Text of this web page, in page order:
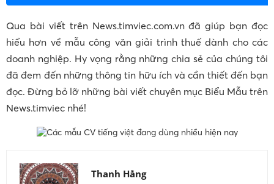
Qua bài viết trên News.timviec.com.vn đã giúp bạn đọc
hiểu hơn về mẫu công văn giải trình thuế dành cho các
doanh nghiệp. Hy vọng rằng những chia sẻ của chúng tôi
đã đem đến những thông tin hữu ích và cần thiết đến bạn
đọc. Đừng bỏ lỡ những bài viết chuyên mục Biểu Mẫu trên
News.timviec nhé!
Thanh Hằng